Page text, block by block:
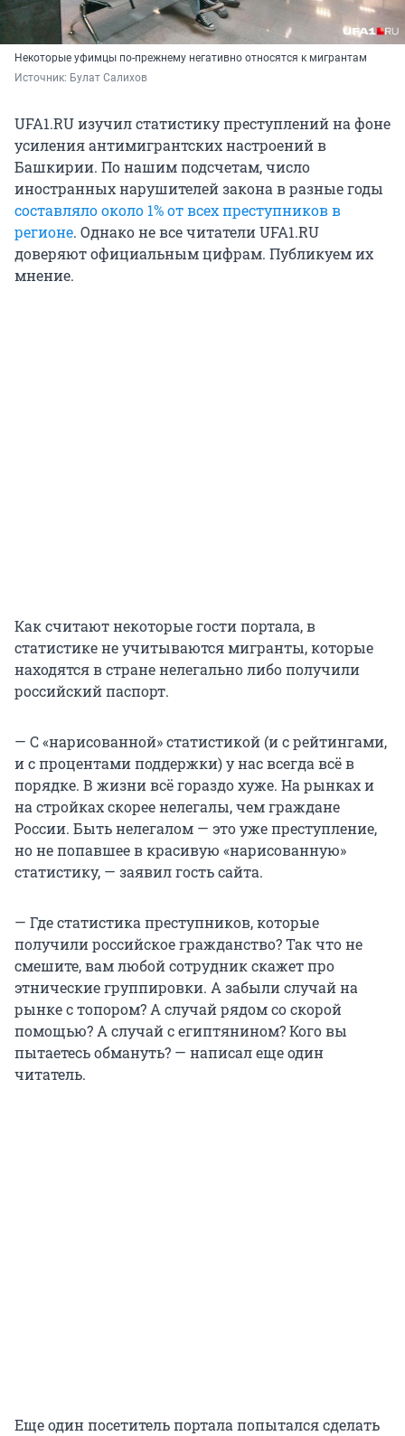
Некоторые уфимцы по-прежнему негативно относятся к мигрантам
Источник: Булат Салихов
UFA1.RU изучил статистику преступлений на фоне
усиления антимигрантских настроений в
Башкирии. По нашим подсчетам, число
иностранных нарушителей закона в разные годы
составляло около 1% от всех преступников в
регионе. Однако не все читатели UFA1.RU
доверяют официальным цифрам. Публикуем их
мнение.
Как считают некоторые гости портала, в
статистике не учитываются мигранты, которые
находятся в стране нелегально либо получили
российский паспорт.
— С «нарисованной» статистикой (и с рейтингами,
и с процентами поддержки) у нас всегда всё в
порядке. В жизни всё гораздо хуже. На рынках и
на стройках скорее нелегалы, чем граждане
России. Быть нелегалом — это уже преступление,
но не попавшее в красивую «нарисованную»
статистику, — заявил гость сайта.
— Где статистика преступников, которые
получили российское гражданство? Так что не
смешите, вам любой сотрудник скажет про
этнические группировки. А забыли случай на
рынке с топором? А случай рядом со скорой
помощью? А случай с египтянином? Кого вы
пытаетесь обмануть? — написал еще один
читатель.
Еще один посетитель портала попытался сделать